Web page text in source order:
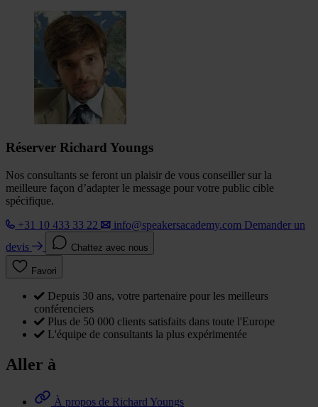
Réserver Richard Youngs
Nos consultants se feront un plaisir de vous conseiller sur la
meilleure façon d’adapter le message pour votre public cible
spécifique.
+31 10 433 33 22
info@speakersacademy.com Demander un
devis
Chattez avec nous
Favori
Depuis 30 ans, votre partenaire pour les meilleurs
conférenciers
Plus de 50 000 clients satisfaits dans toute l'Europe
L'équipe de consultants la plus expérimentée
Aller à
À propos de Richard Youngs